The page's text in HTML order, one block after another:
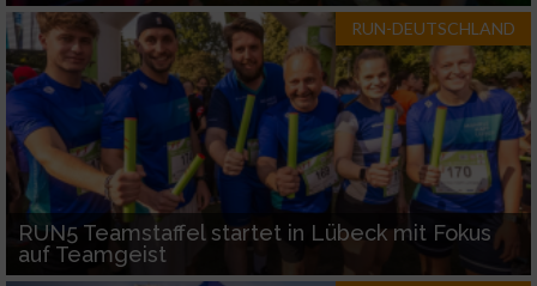
RUN-DEUTSCHLAND
RUN5 Teamstaffel startet in Lübeck mit Fokus
auf Teamgeist